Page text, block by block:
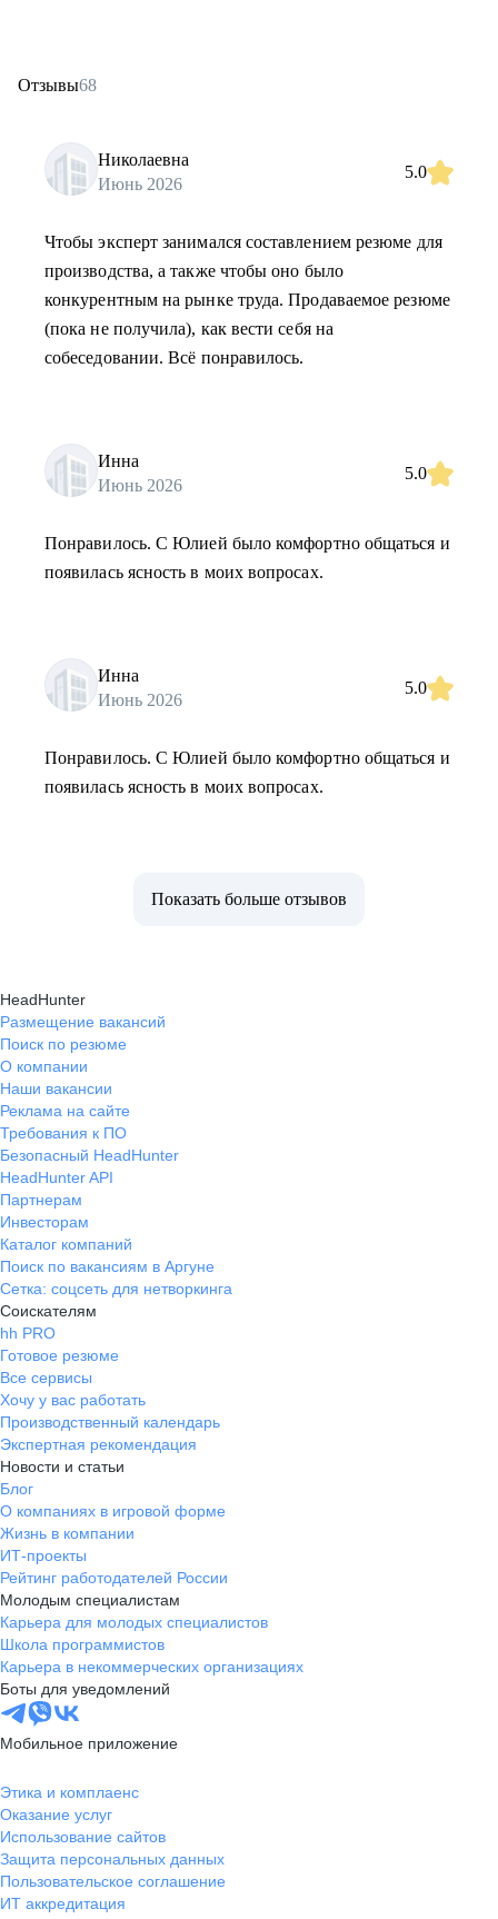
Отзывы68
Николаевна
Июнь 2026
5.0
Чтобы эксперт занимался составлением резюме для
производства, а также чтобы оно было
конкурентным на рынке труда. Продаваемое резюме
(пока не получила), как вести себя на
собеседовании. Всё понравилось.
Инна
Июнь 2026
5.0
Понравилось. С Юлией было комфортно общаться и
появилась ясность в моих вопросах.
Инна
Июнь 2026
5.0
Понравилось. С Юлией было комфортно общаться и
появилась ясность в моих вопросах.
Показать больше отзывов
HeadHunter
Размещение вакансий
Поиск по резюме
О компании
Наши вакансии
Реклама на сайте
Требования к ПО
Безопасный HeadHunter
HeadHunter API
Партнерам
Инвесторам
Каталог компаний
Поиск по вакансиям в Аргуне
Сетка: соцсеть для нетворкинга
Соискателям
hh PRO
Готовое резюме
Все сервисы
Хочу у вас работать
Производственный календарь
Экспертная рекомендация
Новости и статьи
Блог
О компаниях в игровой форме
Жизнь в компании
ИТ-проекты
Рейтинг работодателей России
Молодым специалистам
Карьера для молодых специалистов
Школа программистов
Карьера в некоммерческих организациях
Боты для уведомлений
Мобильное приложение
Этика и комплаенс
Оказание услуг
Использование сайтов
Защита персональных данных
Пользовательское соглашение
ИТ аккредитация